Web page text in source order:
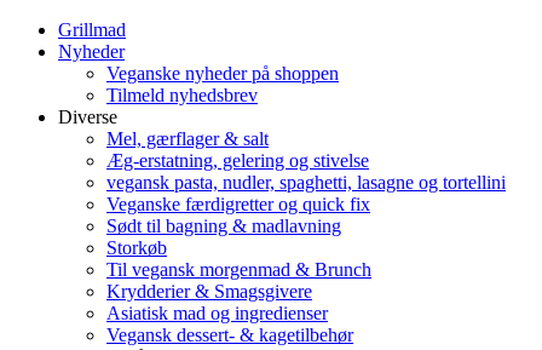
Grillmad
Nyheder
Veganske nyheder på shoppen
Tilmeld nyhedsbrev
Diverse
Mel, gærflager & salt
Æg-erstatning, gelering og stivelse
vegansk pasta, nudler, spaghetti, lasagne og tortellini
Veganske færdigretter og quick fix
Sødt til bagning & madlavning
Storkøb
Til vegansk morgenmad & Brunch
Krydderier & Smagsgivere
Asiatisk mad og ingredienser
Vegansk dessert- & kagetilbehør